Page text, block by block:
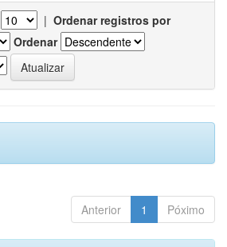
| Ordenar registros por
Ordenar
Anterior 1 Póximo